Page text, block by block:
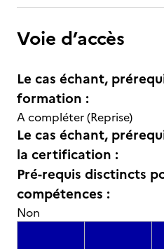
Voie d’accès
Le cas échant,
formation :
A compléter (Reprise)
Le cas échant,
la certification :
Pré-requis disctincts
compétences :
Non